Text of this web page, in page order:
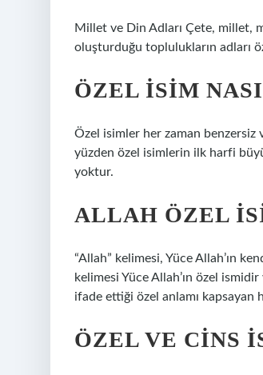
Millet ve Din Adları Çete, millet,
oluşturduğu toplulukların adları
ÖZEL ISIM
Özel isimler her zaman benzersiz
yüzden özel isimlerin ilk harfi
yoktur.
ALLAH ÖZEL
“Allah” kelimesi, Yüce Allah’ın
kelimesi Yüce Allah’ın özel
ifade ettiği özel anlamı
ÖZEL VE CINS